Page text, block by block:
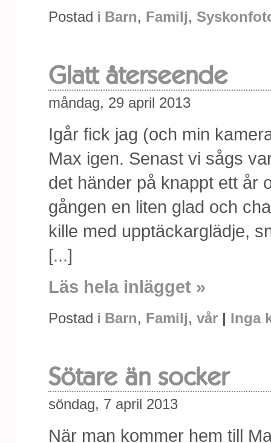
Postad i Barn, Familj,
Glatt återseende
måndag, 29 april 2013
Igår fick jag (och min
Max igen. Senast vi sågs
det händer på knappt ett år
gången en liten glad och
kille med upptäckarglädje,
[...]
Läs hela inlägget »
Postad i Barn, Familj, vår | Inga
Sötare än socker
söndag, 7 april 2013
När man kommer hem till